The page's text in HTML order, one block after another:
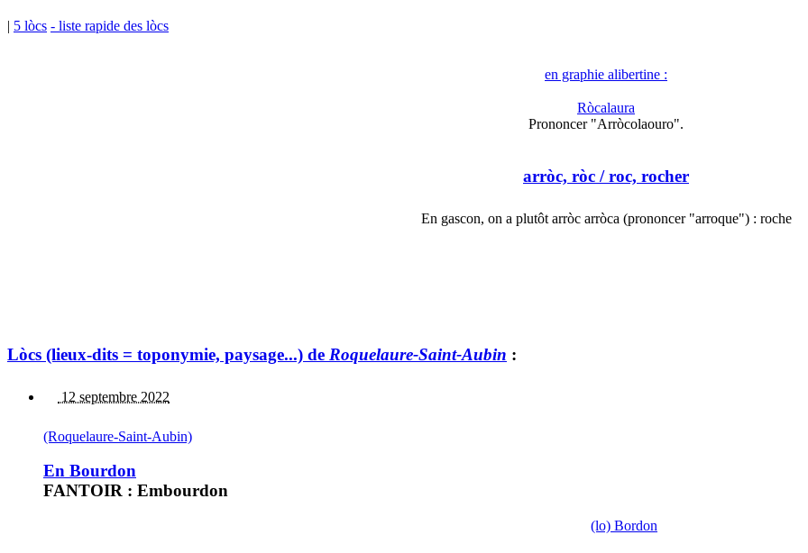
| 5 lòcs - liste rapide des lòcs
en graphie alibertine :
Ròcalaura
Prononcer "Arròcolaouro".
arròc, ròc / roc, rocher
En gascon, on a plutôt arròc arròca (prononcer "arroque") : roche
Lòcs (lieux-dits = toponymie, paysage...) de Roquelaure-Saint-Aubin :
12 septembre 2022
(Roquelaure-Saint-Aubin)
En Bourdon
FANTOIR : Embourdon
(lo) Bordon